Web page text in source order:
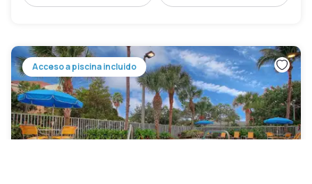
Acceso a piscina incluido